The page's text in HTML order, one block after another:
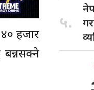
हजार
५.